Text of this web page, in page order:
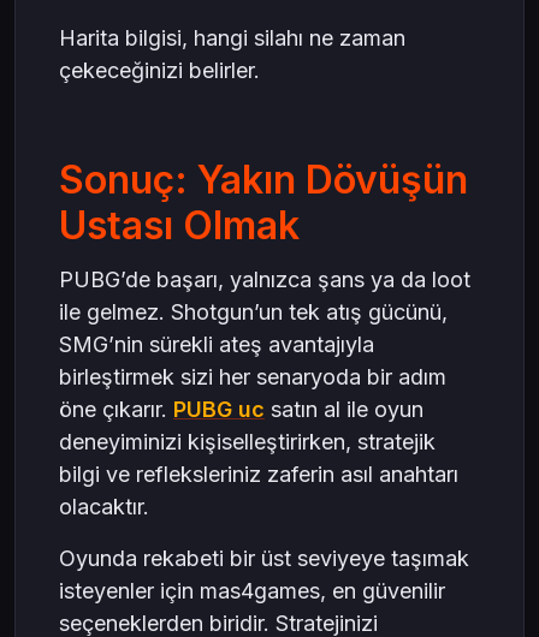
Harita bilgisi, hangi silahı ne zaman
çekeceğinizi belirler.
Sonuç: Yakın Dövüşün
Ustası Olmak
PUBG’de başarı, yalnızca şans ya da loot
ile gelmez. Shotgun’un tek atış gücünü,
SMG’nin sürekli ateş avantajıyla
birleştirmek sizi her senaryoda bir adım
öne çıkarır. PUBG uc satın al ile oyun
deneyiminizi kişiselleştirirken, stratejik
bilgi ve refleksleriniz zaferin asıl anahtarı
olacaktır.
Oyunda rekabeti bir üst seviyeye taşımak
isteyenler için mas4games, en güvenilir
seçeneklerden biridir. Stratejinizi